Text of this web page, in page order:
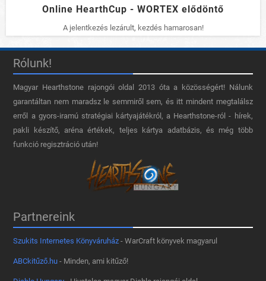
Online HearthCup - WORTEX elődöntő
A jelentkezés lezárult, kezdés hamarosan!
Rólunk!
Magyar Hearthstone​ rajongói oldal 2013 óta a közösségért! Nálunk
garantáltan nem maradsz le semmiről sem, és itt mindent megtalálsz
erről a gyors-iramú stratégiai kártyajátékról, a Hearthstone-ról - hírek,
pakli készítő, aréna értékek, teljes kártya adatbázis, és még több
funkció regisztráció után!
Partnereink
Szukits Internetes Könyváruház - WarCraft könyvek magyarul
ABCkitűző.hu - Minden, ami kitűző!